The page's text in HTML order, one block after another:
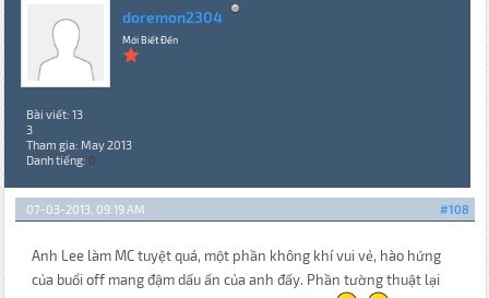
doremon2304
Mới Biết Đến
Bài viết: 13
3
Tham gia: May 2013
Danh tiếng: 0
#108
07-03-2013, 09:19 AM
Anh Lee làm MC tuyệt quá, một phần không khí vui vẻ, hào hứng
của buổi off mang đậm dấu ấn của anh đấy. Phần tường thuật lại